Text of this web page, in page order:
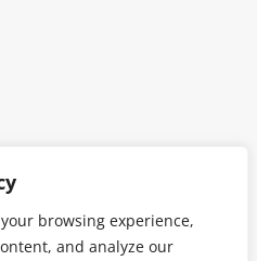
browsing experience,
and analyze our